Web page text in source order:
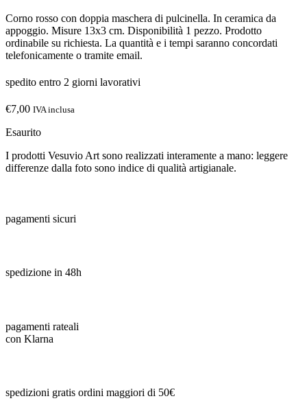
Corno rosso con doppia maschera di pulcinella. In ceramica da
appoggio. Misure 13x3 cm. Disponibilità 1 pezzo. Prodotto
ordinabile su richiesta. La quantità e i tempi saranno concordati
telefonicamente o tramite email.
spedito entro 2 giorni lavorativi
€7,00 IVA inclusa
Esaurito
I prodotti Vesuvio Art sono realizzati interamente a mano: leggere
differenze dalla foto sono indice di qualità artigianale.
pagamenti sicuri
spedizione in 48h
pagamenti rateali
con Klarna
spedizioni gratis ordini maggiori di 50€